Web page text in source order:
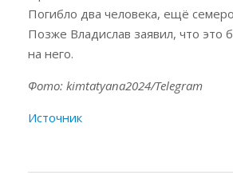
Погибло два человека, ещё
Позже Владислав заявил, что это
на него.
Фото: kimtatyana2024/Telegram
Источник